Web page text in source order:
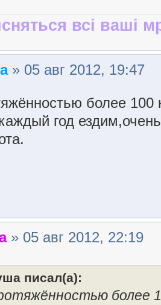
всі ваші
» 05 авг 2012, 19:47
более 100
год
» 05 авг 2012, 22:19
писал(а):
более